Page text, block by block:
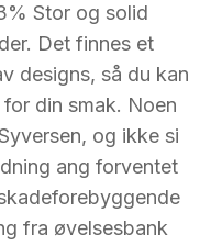
Stor og solid
Det finnes et
designs, så du kan
din smak. Noen
og ikke si
ang forventet
fra øvelsesbank